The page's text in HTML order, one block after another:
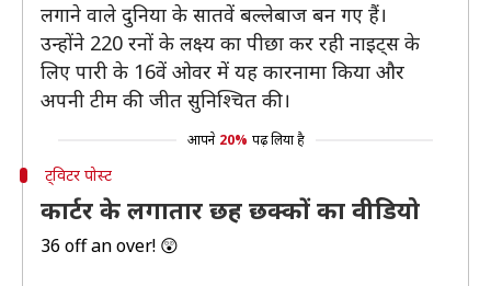
लगाने वाले दुनिया के सातवें बल्लेबाज बन गए हैं।
उन्होंने 220 रनों के लक्ष्य का पीछा कर रही नाइट्स के
लिए पारी के 16वें ओवर में यह कारनामा किया और
अपनी टीम की जीत सुनिश्चित की।
आपने 20% पढ़ लिया है
ट्विटर पोस्ट
कार्टर के लगातार छह छक्कों का वीडियो
36 off an over! 😲